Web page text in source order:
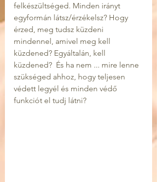
felkészültséged. Minden irányt
egyformán látsz/érzékelsz? Hogy
érzed, meg tudsz küzdeni
mindennel, amivel meg kell
küzdened? Egyáltalán, kell
küzdened?  És ha nem ... mire lenne
szükséged ahhoz, hogy teljesen
védett legyél és minden védő
funkciót el tudj látni?